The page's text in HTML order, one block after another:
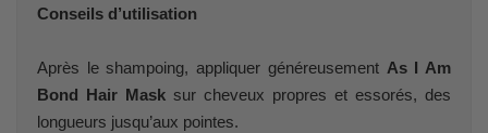
Conseils d’utilisation
Après le shampoing, appliquer généreusement As I Am
Bond Hair Mask sur cheveux propres et essorés, des
longueurs jusqu’aux pointes.